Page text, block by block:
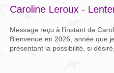
Caroline Leroux -
Message reçu à l'instant de
Bienvenue en 2026, année que
présentant la possibilité, si